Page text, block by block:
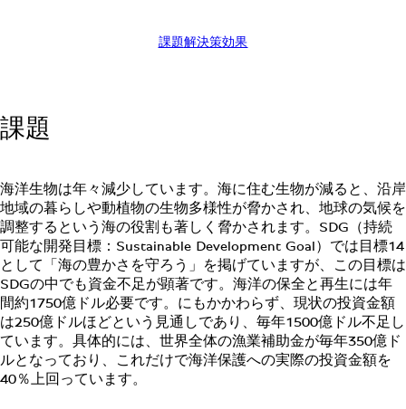
課題解決策効果
課題
海洋生物は年々減少しています。海に住む生物が減ると、沿岸
地域の暮らしや動植物の生物多様性が脅かされ、地球の気候を
調整するという海の役割も著しく脅かされます。SDG（持続
可能な開発目標：Sustainable Development Goal）では目標14
として「海の豊かさを守ろう」を掲げていますが、この目標は
SDGの中でも資金不足が顕著です。海洋の保全と再生には年
間約1750億ドル必要です。にもかかわらず、現状の投資金額
は250億ドルほどという見通しであり、毎年1500億ドル不足し
ています。具体的には、世界全体の漁業補助金が毎年350億ド
ルとなっており、これだけで海洋保護への実際の投資金額を
40％上回っています。